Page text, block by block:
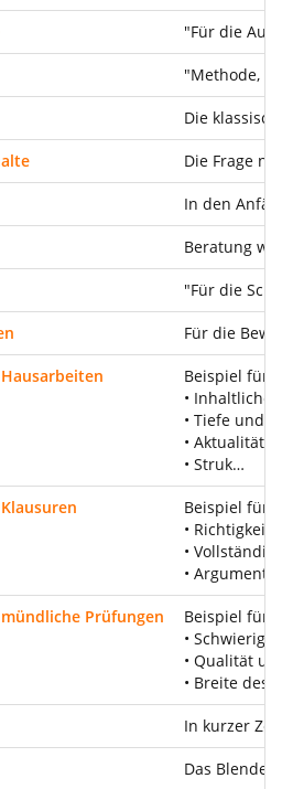
"Für die
"Methode,
Die
Die Frage
In den
Beratung
"Für die
Für die
Beispiel für
• Inhaltliche
• Tiefe und
• Aktualität
• Struk…
Beispiel für
• Richtigkeit
•
•
Prüfungen
Beispiel für
•
• Qualität
• Breite des
In kurzer
Das